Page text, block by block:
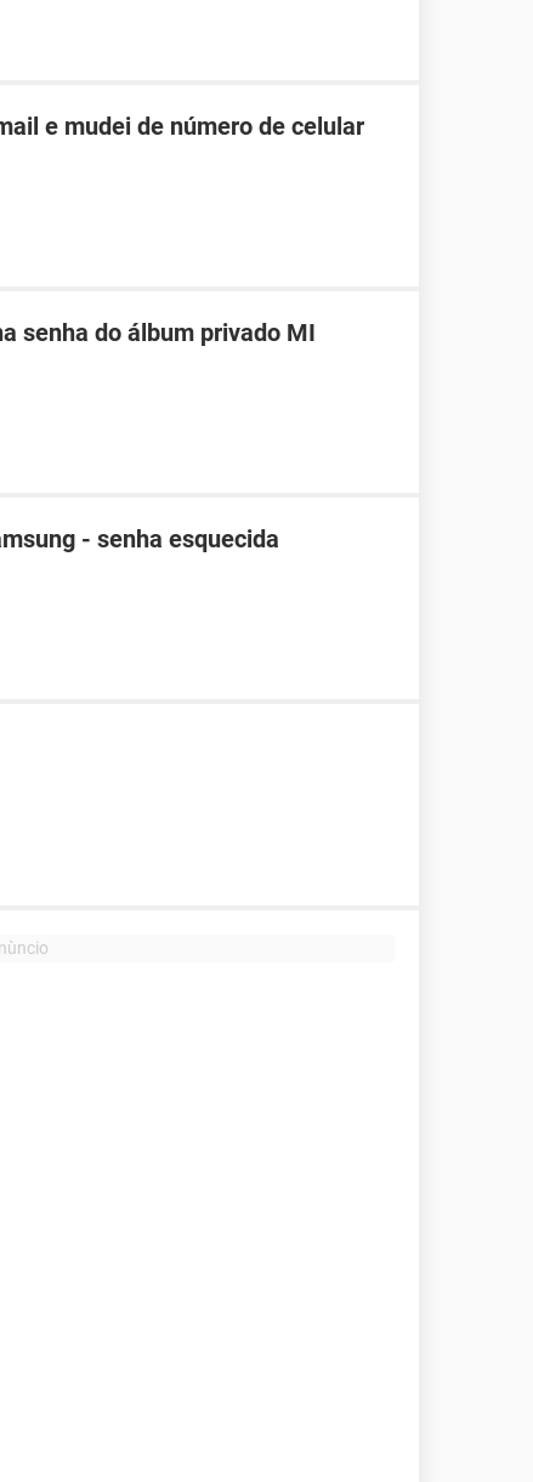
e mudei de número de celular
senha do álbum privado MI
- senha esquecida